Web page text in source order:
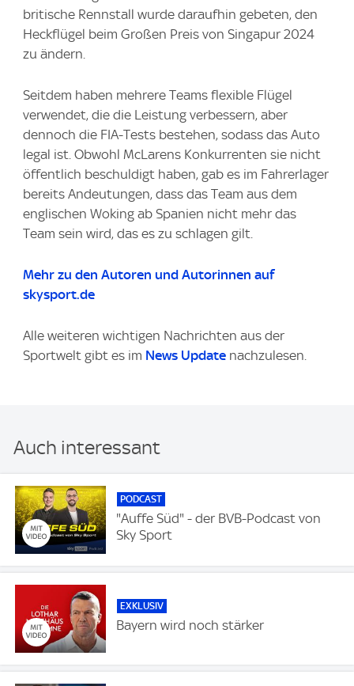
britische Rennstall wurde daraufhin gebeten, den
Heckflügel beim Großen Preis von Singapur 2024
zu ändern.
Seitdem haben mehrere Teams flexible Flügel
verwendet, die die Leistung verbessern, aber
dennoch die FIA-Tests bestehen, sodass das Auto
legal ist. Obwohl McLarens Konkurrenten sie nicht
öffentlich beschuldigt haben, gab es im Fahrerlager
bereits Andeutungen, dass das Team aus dem
englischen Woking ab Spanien nicht mehr das
Team sein wird, das es zu schlagen gilt.
Mehr zu den Autoren und Autorinnen auf
skysport.de
Alle weiteren wichtigen Nachrichten aus der
Sportwelt gibt es im News Update nachzulesen.
Auch interessant
PODCAST
"Auffe Süd" - der BVB-Podcast von
Sky Sport
EXKLUSIV
Bayern wird noch stärker